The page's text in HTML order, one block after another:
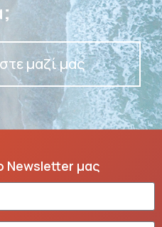
μαζί μας
Newsletter μας